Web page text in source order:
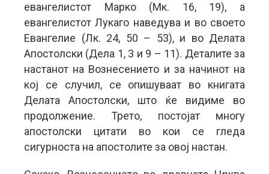
евангелистот Марко (Мк. 16, 19), а
евангелистот Лукаго наведува и во своето
Евангелие (Лк. 24, 50 – 53), и во Делата
Апостолски (Дела 1, 3 и 9 – 11). Деталите за
настанот на Вознесението и за начинот на
кој се случил, се опишуваат во книгата
Делата Апостолски, што ќе видиме во
продолжение. Трето, постојат многу
апостолски цитати во кои се гледа
сигурноста на апостолите за овој настан.